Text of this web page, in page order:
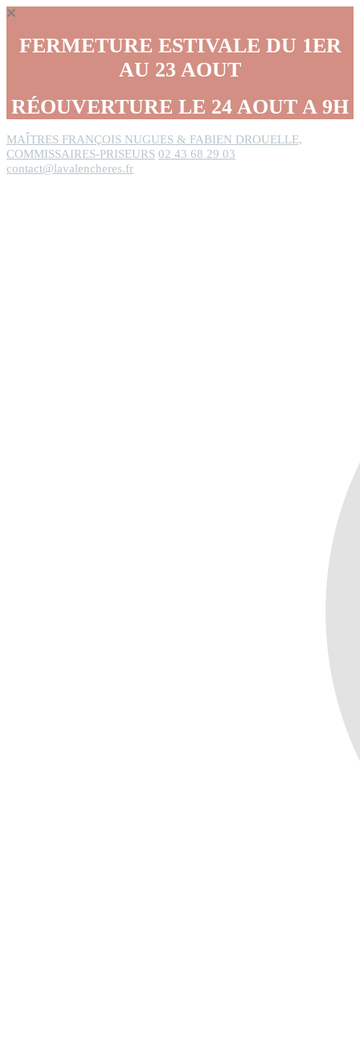
FERMETURE ESTIVALE DU 1ER
AU 23 AOUT
RÉOUVERTURE LE 24 AOUT A 9H
MAÎTRES FRANÇOIS NUGUES & FABIEN DROUELLE,
COMMISSAIRES-PRISEURS 02 43 68 29 03
contact@lavalencheres.fr
Panneau de gestion des cookies